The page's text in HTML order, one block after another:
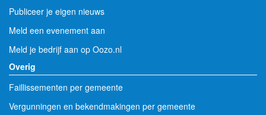
Publiceer je eigen nieuws
Meld een evenement aan
Meld je bedrijf aan op Oozo.nl
Overig
Faillissementen per gemeente
Vergunningen en bekendmakingen per gemeente